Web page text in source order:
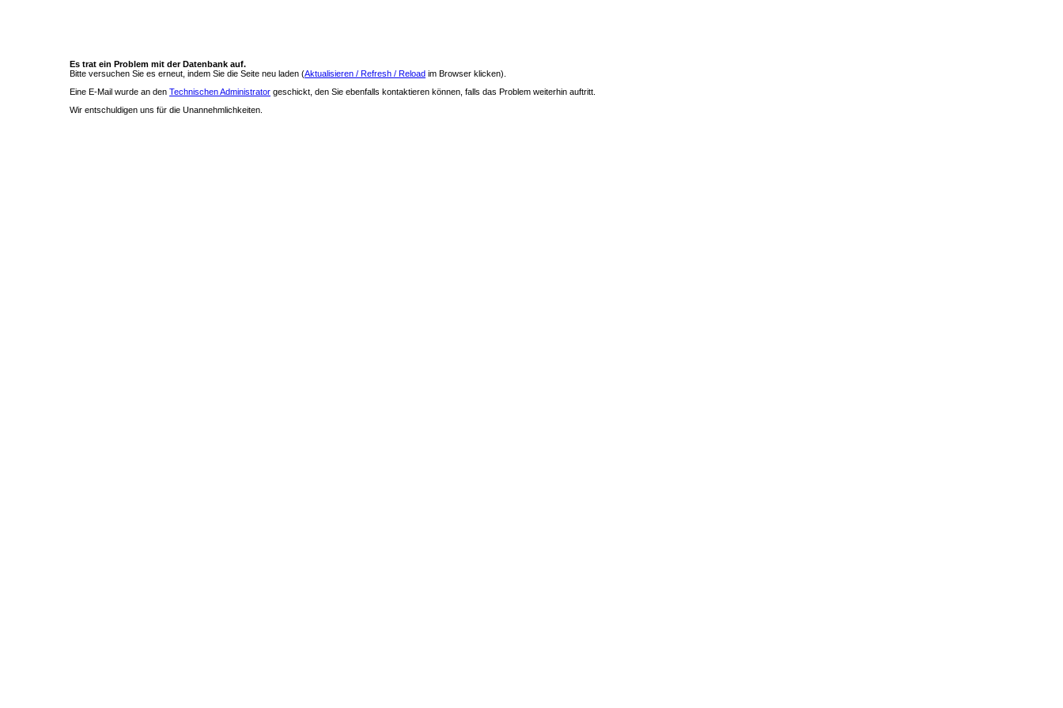
Es trat ein Problem mit der Datenbank auf.
Bitte versuchen Sie es erneut, indem Sie die Seite neu laden (Aktualisieren / Refresh / Reload im Browser klicken).
Eine E-Mail wurde an den Technischen Administrator geschickt, den Sie ebenfalls kontaktieren können, falls das Problem weiterhin auftritt.
Wir entschuldigen uns für die Unannehmlichkeiten.